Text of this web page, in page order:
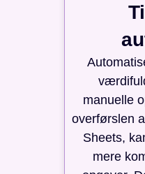
manuelle
overførslen
Sheets,
mere